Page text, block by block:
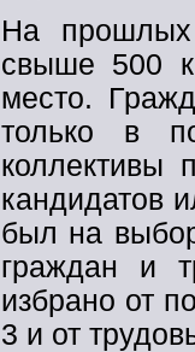
На прошлых
свыше 500
место.
только в
коллективы
кандидатов
был на
граждан и
избрано от
3 и от